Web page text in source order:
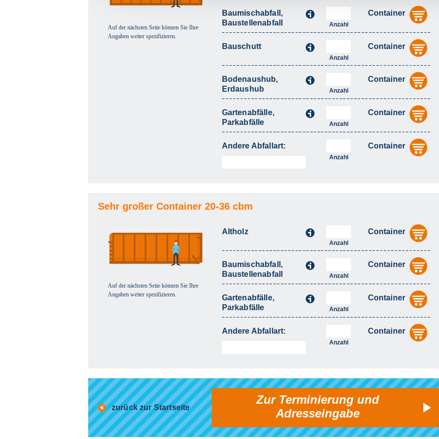
Auf der nächsten Seite können Sie Ihre
Angaben weiter spezifizieren.
Baumischabfall,
Baustellenabfall
i
Anzahl
Container
Bauschutt i
Anzahl
Container
Bodenaushub,
Erdaushub
i
Anzahl
Container
Gartenabfälle,
Parkabfälle
i
Anzahl
Container
Andere Abfallart:
Anzahl
Container
Sehr großer Container 20-36 cbm
Auf der nächsten Seite können Sie Ihre
Angaben weiter spezifizieren.
Altholz i
Anzahl
Container
Baumischabfall,
Baustellenabfall
i
Anzahl
Container
Gartenabfälle,
Parkabfälle
i
Anzahl
Container
Andere Abfallart:
Anzahl
Container
zurück zur Startseite
Zur Terminierung und
Adresseingabe